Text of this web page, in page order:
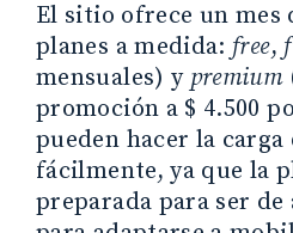
El sitio ofrece un mes
planes a medida: free,
mensuales) y premium
promoción a $ 4.500
pueden hacer la carga
fácilmente, ya que la
preparada para ser